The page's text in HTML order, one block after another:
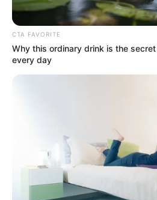
El
CTA FAVORITE
Why this ordinary drink is the
every day